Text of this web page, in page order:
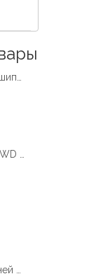
简体中文